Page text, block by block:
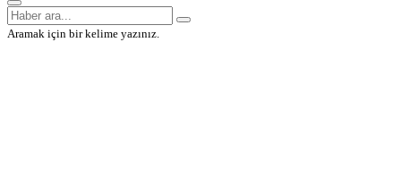
Aramak için bir kelime yazınız.